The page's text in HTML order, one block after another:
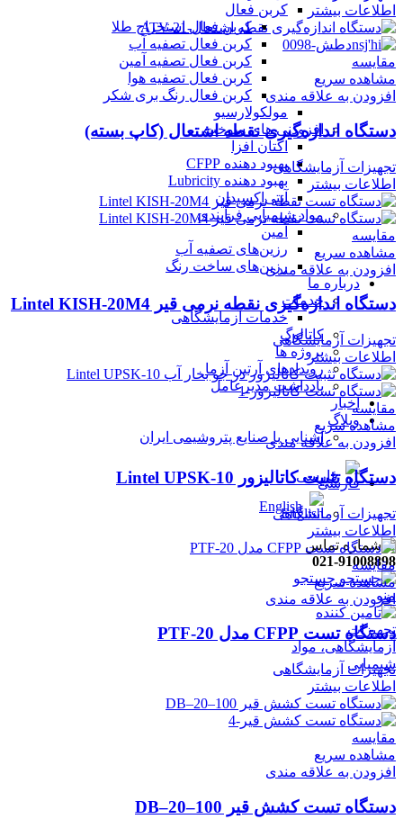
کربن فعال
کربن فعال استخراج طلا
کربن فعال تصفیه آب
کربن فعال تصفیه آمین
کربن فعال تصفیه هوا
کربن فعال رنگ بری شکر
مولکولارسیو
افزودنی های سوخت
اکتان افزا
بهبود دهنده CFPP
بهبود دهنده Lubricity
آنتی‌اکسیدان
مواد شیمیایی فرآیندی
آمین
رزین‌های تصفیه آب
رزین‌های ساخت رنگ
درباره ما
خدمات
خدمات آزمایشگاهی
کاتالوگ
پروژه ها
رویدادهای آرتین آزما
یادداشت مدیرعامل
اخبار
وبلاگ
آشنایی با صنایع پتروشیمی ایران
فارسی
English
021-91008898
جستجو
منو
اطلاعات بیشتر
مقایسه
مشاهده سریع
افزودن به علاقه مندی
دستگاه اندازه‌گیری نقطه اشتعال (کاپ بسته)
تجهیزات آزمایشگاهی
اطلاعات بیشتر
مقایسه
مشاهده سریع
افزودن به علاقه مندی
دستگاه اندازه‌گیری نقطه نرمی قیر Lintel KISH-20M4
تجهیزات آزمایشگاهی
اطلاعات بیشتر
مقایسه
مشاهده سریع
افزودن به علاقه مندی
دستگاه تثبیت کاتالیزور Lintel UPSK-10
تجهیزات آزمایشگاهی
اطلاعات بیشتر
مقایسه
مشاهده سریع
افزودن به علاقه مندی
دستگاه تست CFPP مدل PTF-20
تجهیزات آزمایشگاهی
اطلاعات بیشتر
مقایسه
مشاهده سریع
افزودن به علاقه مندی
دستگاه تست کشش قیر DB–20–100